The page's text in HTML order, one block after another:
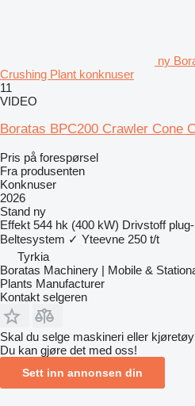
ny
Crushing Plant konknuser
11
VIDEO
Boratas BPC200 Crawler Cone
Pris på forespørsel
Fra produsenten
Konknuser
2026
Stand ny
Effekt 544 hk (400 kW) Drivstoff
Beltesystem ✓ Yteevne 250 t/t
Tyrkia
Boratas Machinery | Mobile &
Plants Manufacturer
Kontakt selgeren
Skal du selge maskineri eller
Du kan gjøre det med oss!
Sett inn annonsen din